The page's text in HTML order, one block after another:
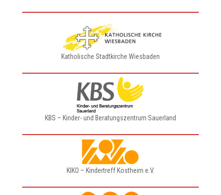
Katholische Stadtkirche Wiesbaden
KBS – Kinder- und Beratungszentrum Sauerland
KIKO – Kindertreff Kostheim e.V.